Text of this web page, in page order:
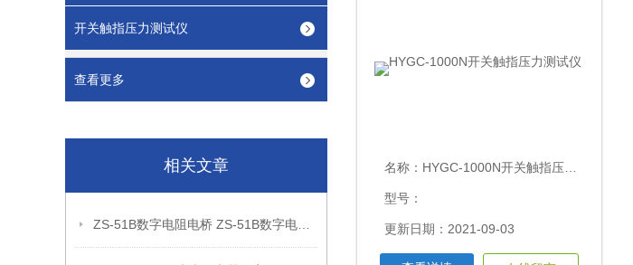
开关触指压力测试仪
查看更多
相关文章 名称： HYGC-1000N开关触指压力测试仪
型号：
更新日期：2021-09-03